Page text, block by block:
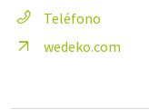
Teléfono
wedeko.com